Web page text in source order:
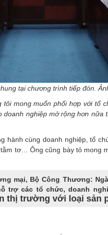
tại chương trình tiếp đón.
mong muốn phối hợp với tổ
nghiệp mở rộng hơn nữa
hành cùng doanh nghiệp, tổ
tơ… Ông cũng bày tỏ mong
mại, Bộ Công Thương:
trợ các tổ chức, doanh
thị trường với loại sản